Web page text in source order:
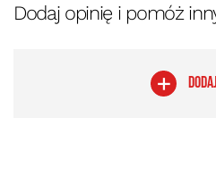
Dodaj opinię i pomóż